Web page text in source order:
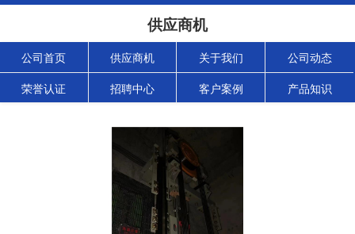
供应商机
公司首页 供应商机 关于我们 公司动态
荣誉认证 招聘中心 客户案例 产品知识